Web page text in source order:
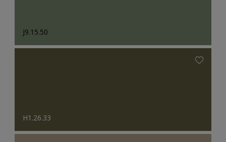
J9.15.50
H1.26.33